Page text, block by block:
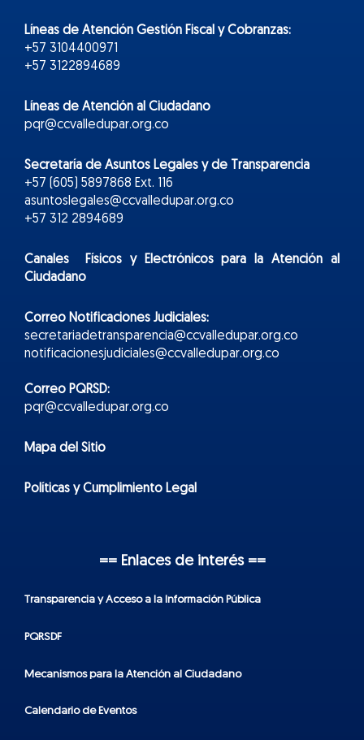
Líneas de Atención Gestión Fiscal y Cobranzas:
+57 3104400971
+57 3122894689
Líneas de Atención al Ciudadano
pqr@ccvalledupar.org.co
Secretaría de Asuntos Legales y de Transparencia
+57 (605) 5897868 Ext. 116
asuntoslegales@ccvalledupar.org.co
+57 312 2894689
Canales Físicos yElectrónicospara la Atención al
Ciudadano
Correo Notificaciones Judiciales:
secretariadetransparencia@ccvalledupar.org.co
notificacionesjudiciales@ccvalledupar.org.co
Correo PQRSD:
pqr@ccvalledupar.org.co
Mapa del Sitio
Políticas y Cumplimiento Legal
== Enlaces de interés ==
Transparencia y Acceso a la Información Pública
PQRSDF
Mecanismos para la Atención al Ciudadano
Calendario de Eventos